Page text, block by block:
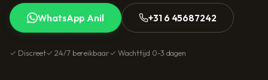
WhatsApp Anil +31 6 45687242
✓ Discreet✓ 24/7 bereikbaar✓ Wachttijd 0-3 dagen